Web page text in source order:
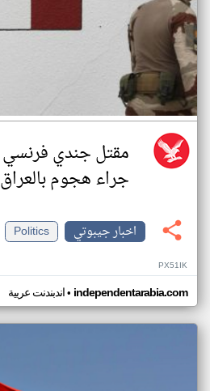
جراء هجوم بالعراق
اخبار جيبوتي
Politics
PX51IK
اندبندنت عربية• independentarabia.com